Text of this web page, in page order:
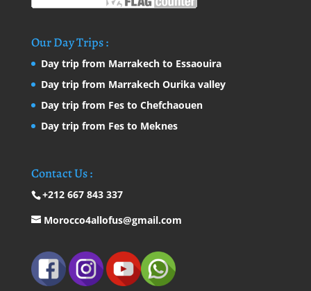
Our Day Trips :
Day trip from Marrakech to Essaouira
Day trip from Marrakech Ourika valley
Day trip from Fes to Chefchaouen
Day trip from Fes to Meknes
Contact Us :
+212 667 843 337
Morocco4allofus@gmail.com